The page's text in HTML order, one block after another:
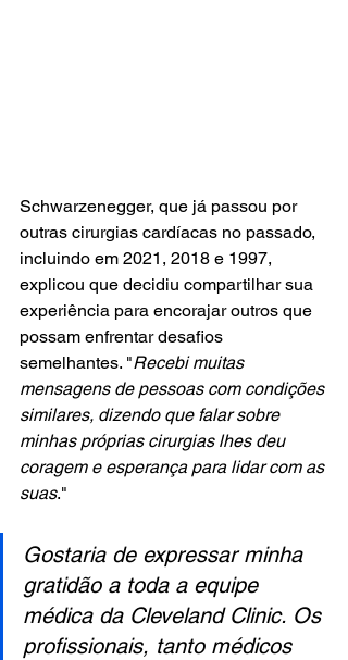
Schwarzenegger, que já passou por
outras cirurgias cardíacas no passado,
incluindo em 2021, 2018 e 1997,
explicou que decidiu compartilhar sua
experiência para encorajar outros que
possam enfrentar desafios
semelhantes. "Recebi muitas
mensagens de pessoas com condições
similares, dizendo que falar sobre
minhas próprias cirurgias lhes deu
coragem e esperança para lidar com as
suas."
Gostaria de expressar minha
gratidão a toda a equipe
médica da Cleveland Clinic. Os
profissionais, tanto médicos